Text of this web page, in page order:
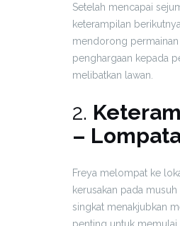
Setelah mencapai
keterampilan
mendorong
penghargaan kepada
melibatkan lawan.
2.
–
Freya melompat ke
kerusakan pada
singkat menakjubkan